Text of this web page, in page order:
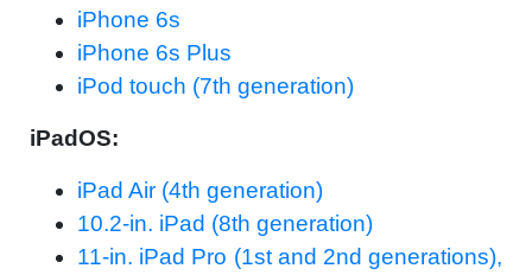
iPhone 6s
iPhone 6s Plus
iPod touch (7th generation)
iPadOS:
iPad Air (4th generation)
10.2-in. iPad (8th generation)
11-in. iPad Pro (1st and 2nd generations),